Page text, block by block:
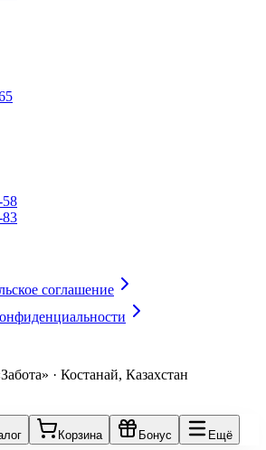
58
83
соглашение
· Костанай, Казахстан
Корзина Бонус Ещё